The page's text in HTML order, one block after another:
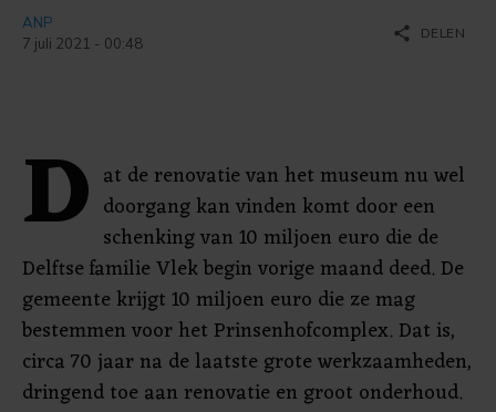
ANP
7 juli 2021 - 00:48
share DELEN
D at de renovatie van het museum nu wel
doorgang kan vinden komt door een
schenking van 10 miljoen euro die de
Delftse familie Vlek begin vorige maand deed. De
gemeente krijgt 10 miljoen euro die ze mag
bestemmen voor het Prinsenhofcomplex. Dat is,
circa 70 jaar na de laatste grote werkzaamheden,
dringend toe aan renovatie en groot onderhoud.